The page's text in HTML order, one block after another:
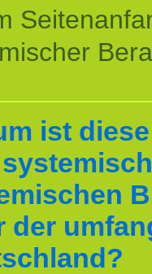
ist
der